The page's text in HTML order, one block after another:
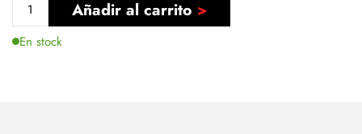
Añadir al carrito
En stock